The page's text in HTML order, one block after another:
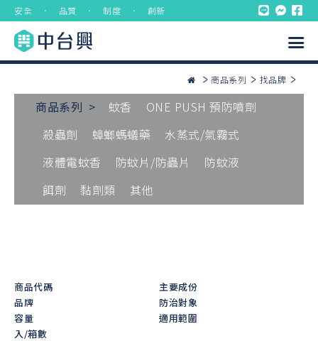
安全 ． 品質 ． 制度 ． 創新
商品系列 找品牌
商品系列 > 蚊香
ONE PUSH 預防噴劑
殺蟲劑
蟑螂螞蟻藥
水蒸式/氣霧式
液體電蚊香
防蚊片/防蟲片
防蚊液
餌劑
黏劑類 其他
商品代碼
品牌
容量
入/箱數
主要成份
防治對象
適用範圍